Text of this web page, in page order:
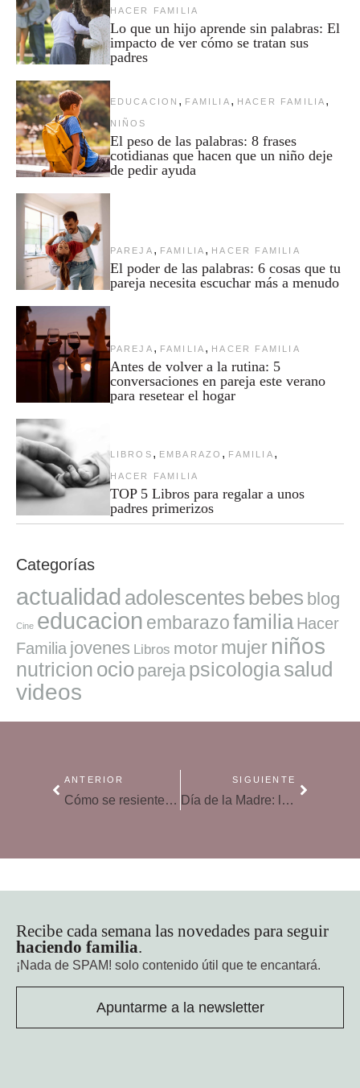
HACER FAMILIA
Lo que un hijo aprende sin palabras: El
impacto de ver cómo se tratan sus
padres
EDUCACION , FAMILIA , HACER FAMILIA ,
NIÑOS
El peso de las palabras: 8 frases
cotidianas que hacen que un niño deje
de pedir ayuda
PAREJA , FAMILIA , HACER FAMILIA
El poder de las palabras: 6 cosas que tu
pareja necesita escuchar más a menudo
PAREJA , FAMILIA , HACER FAMILIA
Antes de volver a la rutina: 5
conversaciones en pareja este verano
para resetear el hogar
LIBROS , EMBARAZO , FAMILIA ,
HACER FAMILIA
TOP 5 Libros para regalar a unos
padres primerizos
Categorías
actualidad adolescentes bebes blog
Cine educacion embarazofamilia Hacer
Familia jovenes Libros motor mujer niños
nutricion ocio pareja psicologiasalud
videos
ANTERIOR
Cómo se resiente la salud según el estilo de crianza adoptado
SIGUIENTE
Día de la Madre: libros perfectos para las mamis lectoras
Recibe cada semana las novedades para seguir
haciendo familia.
¡Nada de SPAM! solo contenido útil que te encantará.
Apuntarme a la newsletter